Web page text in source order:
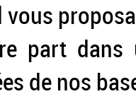
vous
part
de nos